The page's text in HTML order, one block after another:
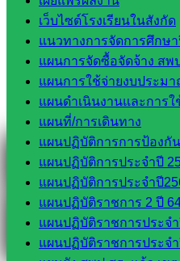
เว็บไซต์โรงเรียนในสังกัด
แนวทางการจัดการศึกษา
แผนการจัดซื้อจัดจ้าง สพ
แผนการใช้จ่ายงบประม
แผนดำเนินงานและการ
แผนที่/การเดินทาง
แผนปฏิบัติการการป้องกั
แผนปฏิบัติการประจำปี
แผนปฏิบัติการประจำปี
แผนปฏิบัติราชการ 2 ปี
แผนปฏิบัติราชการประจ
แผนปฏิบัติราชการประจ
Messenger
Facebook